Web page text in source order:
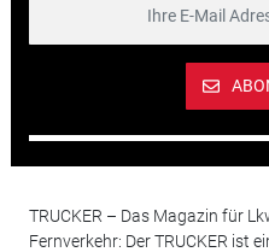
TRUCKER – Das Magazin für
Fernverkehr: Der TRUCKER ist